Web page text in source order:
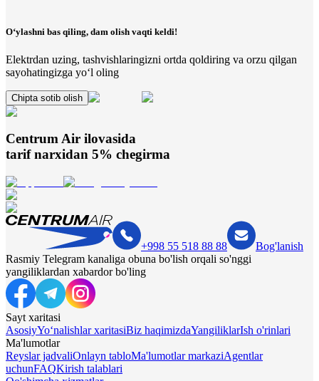
O‘ylashni bas qiling, dam olish vaqti keldi!
Elektrdan uzing, tashvishlaringizni ortda qoldiring va orzu qilgan
sayohatingizga yo‘l oling
Chipta sotib olish
Centrum Air ilovasida
tarif narxidan 5% chegirma
+998 55 518 88 88
Bog'lanish
Rasmiy Telegram kanaliga obuna bo'lish orqali so'nggi
yangiliklardan xabardor bo'ling
Sayt xaritasi
AsosiyYo‘nalishlar xaritasiBiz haqimizdaYangiliklarIsh o'rinlari
Ma'lumotlar
Reyslar jadvaliOnlayn tabloMa'lumotlar markaziAgentlar
uchunFAQKirish talablari